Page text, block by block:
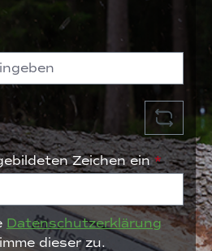
Zeichen ein*
Datenschutzerklärung
dieser zu.